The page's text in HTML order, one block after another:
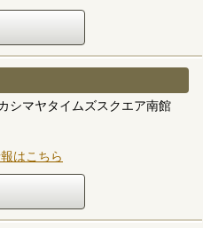
シマヤタイムズスクエア南館
はこちら